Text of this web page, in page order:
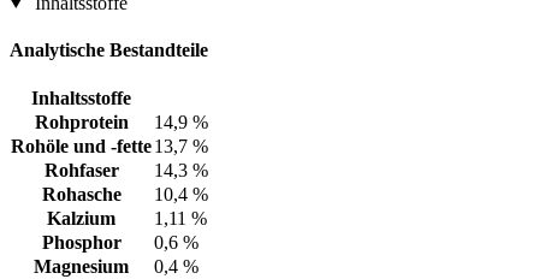
Analytische Bestandteile
Inhaltsstoffe
Rohprotein
14,9 %
Rohöle und -fette13,7 %
Rohfaser
14,3 %
Rohasche
10,4 %
Kalzium
1,11 %
Phosphor
0,6 %
Magnesium
0,4 %